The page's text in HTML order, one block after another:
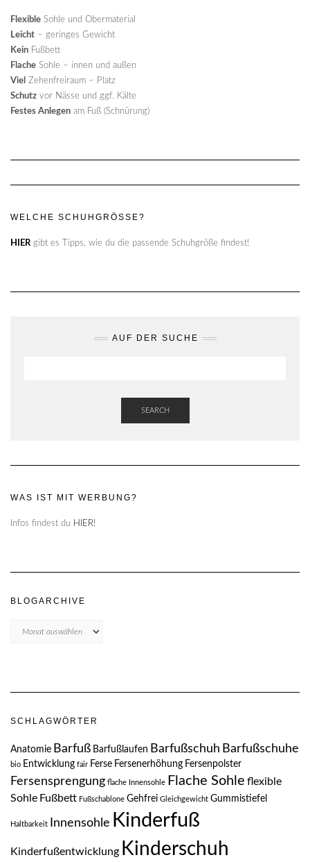
Flexible Sohle und Obermaterial
Leicht – geringes Gewicht
Kein Fußbett
Flache Sohle – innen und außen
Viel Zehenfreiraum – Platz
Schutz vor Nässe und ggf. Kälte
Festes Anlegen am Fuß (Schnürung)
WELCHE SCHUHGRÖSSE?
HIERgibt es Tipps, wie du die passende Schuhgröße findest!
AUF DER SUCHE
SEARCH
WAS IST MIT WERBUNG?
Infos findest du HIER!
BLOGARCHIVE
SCHLAGWÖRTER
Anatomie Barfuß Barfußlaufen Barfußschuh Barfußschuhe
bio Entwicklung fair Ferse Fersenerhöhung Fersenpolster
Fersensprengung flache Innensohle Flache Sohle flexible
Sohle Fußbett Fußschablone Gehfrei Gleichgewicht Gummistiefel
Haltbarkeit Innensohle Kinderfuß
Kinderfußentwicklung Kinderschuh